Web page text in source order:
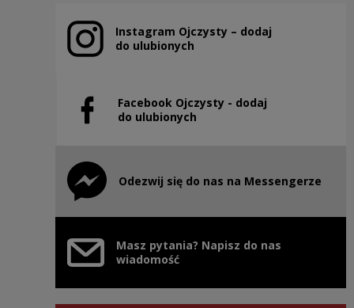
Instagram Ojczysty – dodaj
do ulubionych
Note, the link will open in a new window
Facebook Ojczysty - dodaj
do ulubionych
Note, the link will open in a new window
Odezwij się do nas na Messengerze
Note, the link will open in a new window
Masz pytania? Napisz do nas
wiadomość